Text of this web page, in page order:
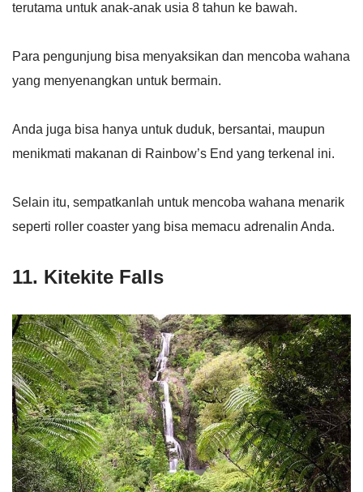
terutama untuk anak-anak usia 8 tahun ke bawah.
Para pengunjung bisa menyaksikan dan mencoba wahana
yang menyenangkan untuk bermain.
Anda juga bisa hanya untuk duduk, bersantai, maupun
menikmati makanan di Rainbow’s End yang terkenal ini.
Selain itu, sempatkanlah untuk mencoba wahana menarik
seperti roller coaster yang bisa memacu adrenalin Anda.
11. Kitekite Falls